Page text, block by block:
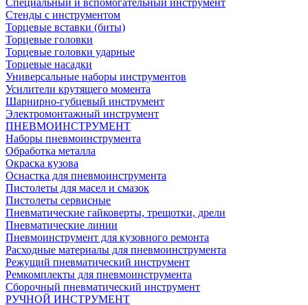
Специальный и вспомогательный инструмент
Стенды с инструментом
Торцевые вставки (биты)
Торцевые головки
Торцевые головки ударные
Торцевые насадки
Универсальные наборы инструментов
Усилители крутящего момента
Шарнирно-губцевый инструмент
Электромонтажный инструмент
ПНЕВМОИНСТРУМЕНТ
Наборы пневмоинструмента
Обработка металла
Окраска кузова
Оснастка для пневмоинструмента
Пистолеты для масел и смазок
Пистолеты сервисные
Пневматические гайковерты, трещотки, дрели
Пневматические линии
Пневмоинструмент для кузовного ремонта
Расходные материалы для пневмоинструмента
Режущий пневматический инструмент
Ремкомплекты для пневмоинструмента
Сборочный пневматический инструмент
РУЧНОЙ ИНСТРУМЕНТ